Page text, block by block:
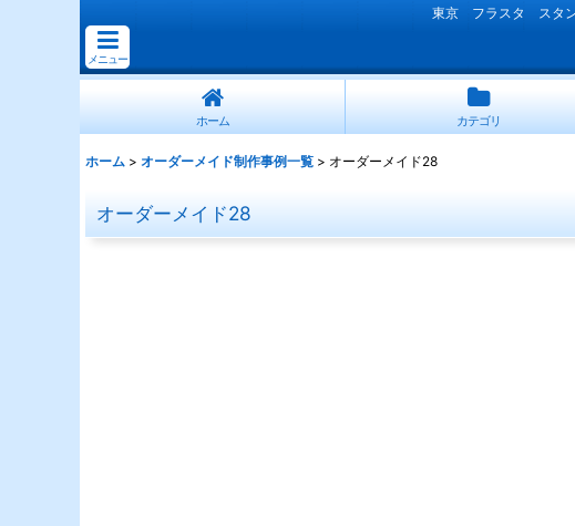
東京 フラスタ スタン
メニュー
ホーム カテゴリ
ホーム > オーダーメイド制作事例一覧 > オーダーメイド28
オーダーメイド28